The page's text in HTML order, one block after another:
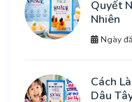
Quyết
Nhiên
Ngày
Cách
Dâu